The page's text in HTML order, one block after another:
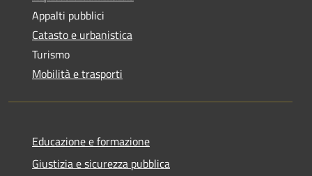
Appalti pubblici
Catasto e urbanistica
Turismo
Mobilità e trasporti
Educazione e formazione
Giustizia e sicurezza pubblica